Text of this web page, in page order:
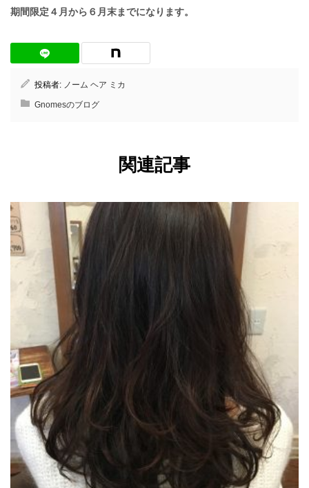
期間限定４月から６月末までになります。
投稿者: ノーム ヘア ミカ
Gnomesのブログ
関連記事